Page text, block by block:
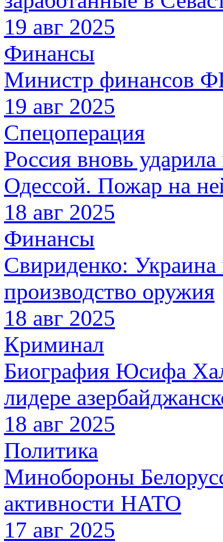
19 авг 2025
Финансы
Министр финансов
19 авг 2025
Спецоперация
Россия вновь
Одессой. Пожар на
18 авг 2025
Финансы
Свириденко: Украина
производство оружия
18 авг 2025
Криминал
Биография Юсифа
лидере
18 авг 2025
Политика
Минобороны
активности НАТО
17 авг 2025